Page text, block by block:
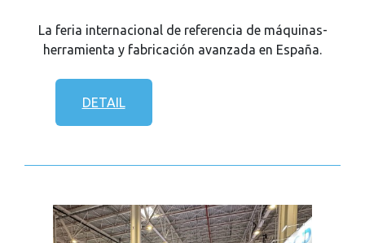
La feria internacional de referencia de máquinas-
herramienta y fabricación avanzada en España.
DETAIL